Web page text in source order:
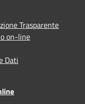
Trasparente
on-line
Dati